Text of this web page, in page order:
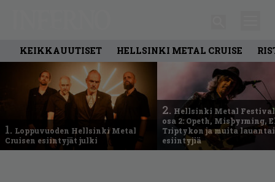
KEIKKAUUTISET HELLSINKI METAL CRUISE
1. Loppuvuoden Hellsinki Metal
Cruisen esiintyjät julki
2. Hellsinki Metal
osa 2: Opeth, Misþyrming,
Triptykon ja muita
esiintyjiä